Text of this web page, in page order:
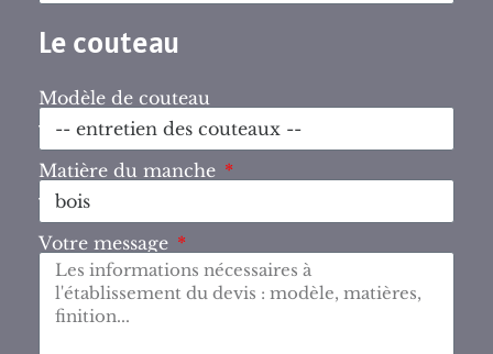
Le couteau
Modèle de couteau
Matière du manche
Votre message